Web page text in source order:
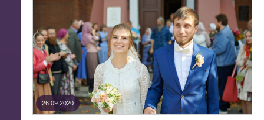
26.09.2020